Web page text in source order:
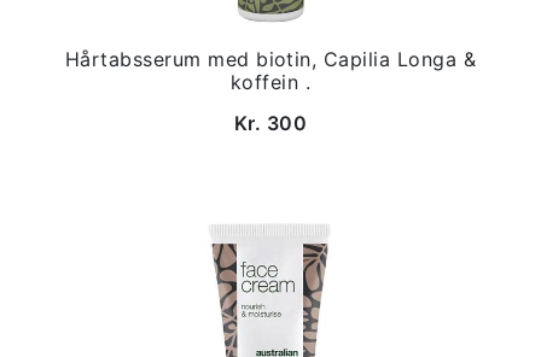
Hårtabsserum med biotin, Capilia Longa &
koffein .
Kr. 300